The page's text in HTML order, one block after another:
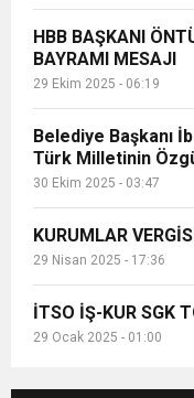
HBB BAŞKANI
BAYRAMI MESAJI
29 Ekim 2025 - 06:19
Belediye Başkanı
Türk Milletinin
30 Ekim 2025 - 03:47
KURUMLAR
29 Nisan 2025 - 17:36
İTSO İŞ-KUR SGK
29 Ocak 2025 - 01:00